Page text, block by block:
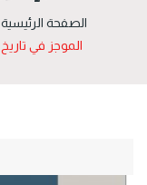
الصفحة الرئيسية
الموجز في